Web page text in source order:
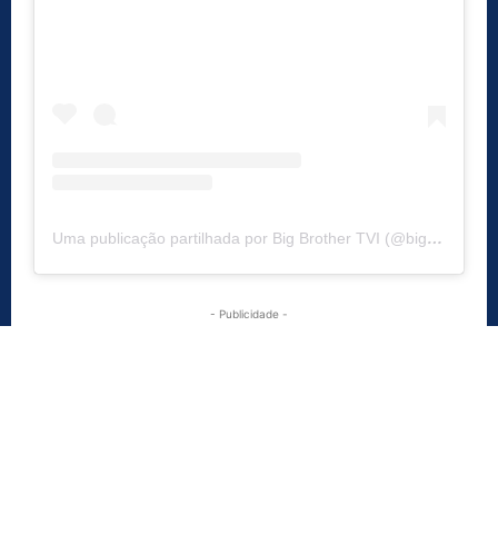
Uma publicação partilhada por Big Brother TVI (@bigbrothertvi)
- Publicidade -